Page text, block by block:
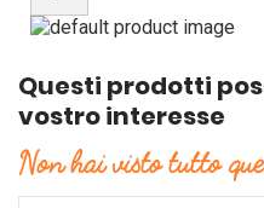
Questi prodotti
vostro interesse
Non hai visto tutto